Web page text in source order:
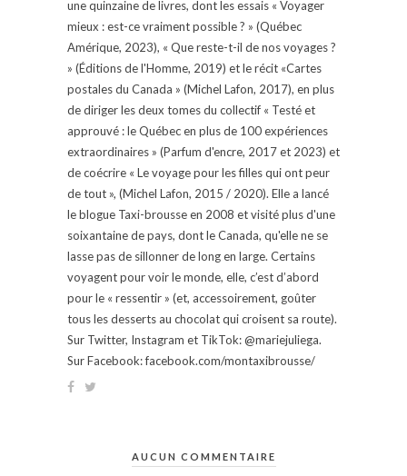
une quinzaine de livres, dont les essais « Voyager
mieux : est-ce vraiment possible ? » (Québec
Amérique, 2023), « Que reste-t-il de nos voyages ?
» (Éditions de l'Homme, 2019) et le récit «Cartes
postales du Canada » (Michel Lafon, 2017), en plus
de diriger les deux tomes du collectif « Testé et
approuvé : le Québec en plus de 100 expériences
extraordinaires » (Parfum d'encre, 2017 et 2023) et
de coécrire « Le voyage pour les filles qui ont peur
de tout », (Michel Lafon, 2015 / 2020). Elle a lancé
le blogue Taxi-brousse en 2008 et visité plus d'une
soixantaine de pays, dont le Canada, qu'elle ne se
lasse pas de sillonner de long en large. Certains
voyagent pour voir le monde, elle, c’est d’abord
pour le « ressentir » (et, accessoirement, goûter
tous les desserts au chocolat qui croisent sa route).
Sur Twitter, Instagram et TikTok: @mariejuliega.
Sur Facebook: facebook.com/montaxibrousse/
AUCUN COMMENTAIRE